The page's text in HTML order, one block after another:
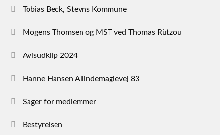
Tobias Beck, Stevns Kommune
Mogens Thomsen og MST ved Thomas Rützou
Avisudklip 2024
Hanne Hansen Allindemaglevej 83
Sager for medlemmer
Bestyrelsen